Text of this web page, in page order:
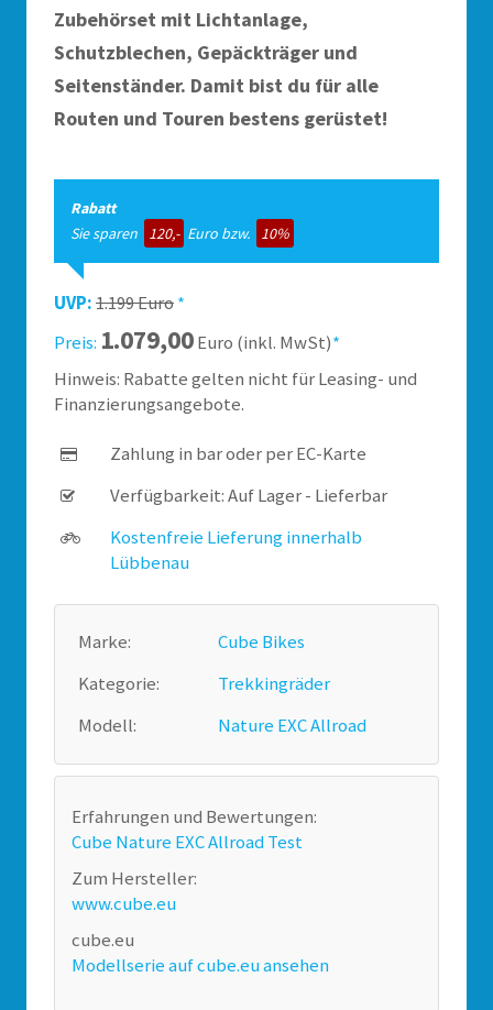
Zubehörset mit Lichtanlage,
Schutzblechen, Gepäckträger und
Seitenständer. Damit bist du für alle
Routen und Touren bestens gerüstet!
Rabatt
Sie sparen
120,- Euro bzw. 10%
UVP:1.199 Euro*
Preis: 1.079,00Euro (inkl. MwSt)*
Hinweis: Rabatte gelten nicht für Leasing- und
Finanzierungsangebote.
Zahlung in bar oder per EC-Karte
Verfügbarkeit: Auf Lager - Lieferbar
Kostenfreie Lieferung innerhalb
Lübbenau
Marke:
Cube Bikes
Kategorie:
Trekkingräder
Modell:
Nature EXC Allroad
Erfahrungen und Bewertungen:
Cube Nature EXC Allroad Test
Zum Hersteller:
www.cube.eu
cube.eu
Modellserie auf cube.eu ansehen